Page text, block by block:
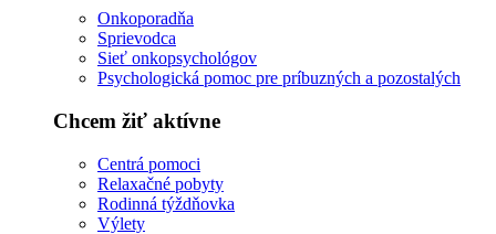
Onkoporadňa
Sprievodca
Sieť onkopsychológov
Psychologická pomoc pre príbuzných a pozostalých
Chcem žiť aktívne
Centrá pomoci
Relaxačné pobyty
Rodinná týždňovka
Výlety